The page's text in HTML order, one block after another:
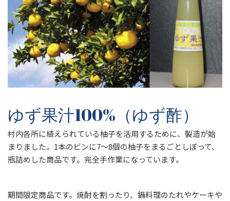
ゆず果汁100%（ゆず酢）
村内各所に植えられている柚子を活用するために、製造が始
まりました。1本のビンに7～8個の柚子をまるごとしぼって、
瓶詰めした商品です。完全手作業になっています。
期間限定商品です。焼酎を割ったり、鍋料理のたれやケーキや